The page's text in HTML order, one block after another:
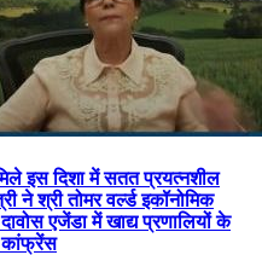
इस दिशा में सतत प्रयत्नशील
ने श्री तोमर वर्ल्ड इकॉनोमिक
एजेंडा में खाद्य प्रणालियों के
कांफ्रेंस